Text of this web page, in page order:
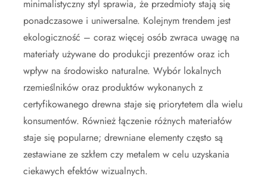
minimalistyczny styl sprawia, że przedmioty stają się
ponadczasowe i uniwersalne. Kolejnym trendem jest
ekologiczność – coraz więcej osób zwraca uwagę na
materiały używane do produkcji prezentów oraz ich
wpływ na środowisko naturalne. Wybór lokalnych
rzemieślników oraz produktów wykonanych z
certyfikowanego drewna staje się priorytetem dla wielu
konsumentów. Również łączenie różnych materiałów
staje się popularne; drewniane elementy często są
zestawiane ze szkłem czy metalem w celu uzyskania
ciekawych efektów wizualnych.